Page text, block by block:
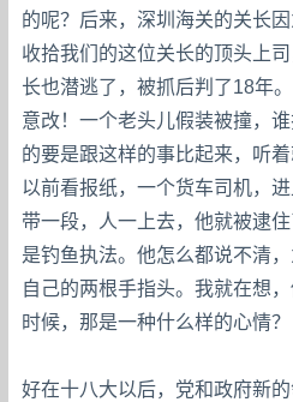
的呢？后来，深圳海关的关长
收拾我们的这位关长的顶头上
长也潜逃了，被抓后判了18年
意改！一个老头儿假装被撞，
的要是跟这样的事比起来，听
以前看报纸，一个货车司机，
带一段，人一上去，他就被逮
是钓鱼执法。他怎么都说不清
自己的两根手指头。我就在想
时候，那是一种什么样的心情？
好在十八大以后，党和政府新